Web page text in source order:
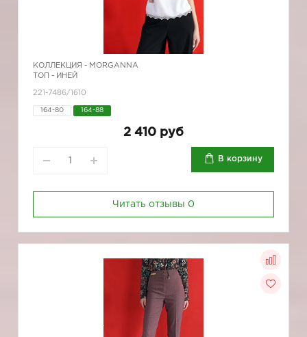
КОЛЛЕКЦИЯ - MORGANNA
ТОП - ИНЕЙ
221-7486/1610
164-80 164-88
2 410 руб
В корзину
Читать отзывы 0